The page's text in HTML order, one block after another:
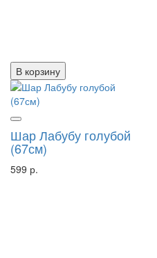
В корзину
Шар Лабубу голубой
(67см)
599 р.